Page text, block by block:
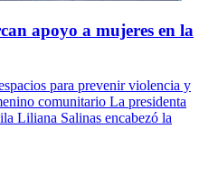
apoyo a mujeres en la
para prevenir violencia y
comunitario La presidenta
Liliana Salinas encabezó la